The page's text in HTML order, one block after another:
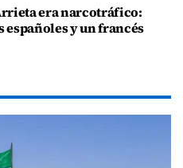
era narcotráfico:
españoles y un francés